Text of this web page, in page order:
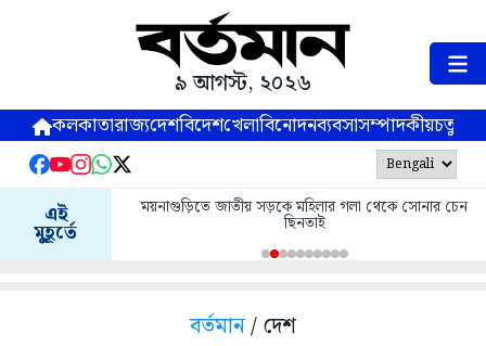
৯ আগস্ট, ২০২৬
কলকাতারাজ্যদেশবিদেশখেলাবিনোদনব্যবসাসম্পাদকীয়
এই
মুহূর্তে
ময়নাগুড়িতে জাতীয় সড়কে মহিলার গলা থেকে সোনার চেন
ছিনতাই
বর্তমান/ দেশ